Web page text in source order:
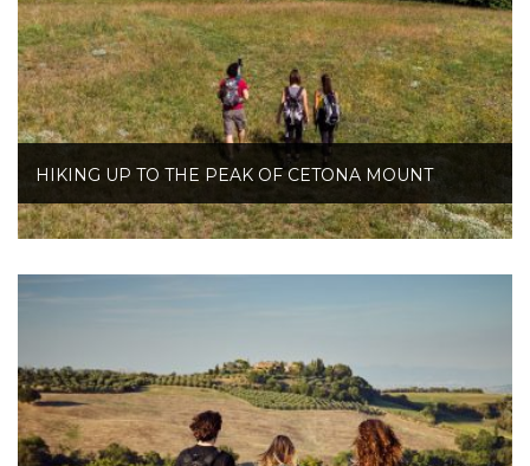
HIKING UP TO THE PEAK OF CETONA MOUNT